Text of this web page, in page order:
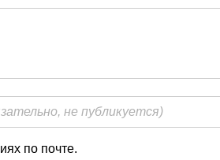
по почте.